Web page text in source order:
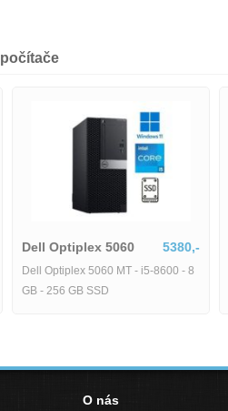
Dell Optiplex 5060 5380,-
Dell Optiplex 5060 MT - i5-8600 - 8
GB - 256 GB SSD
O nás